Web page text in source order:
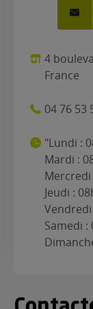
4
France
04 76 53
"Lundi :
Mardi :
Mercredi
Jeudi :
Vendredi
Samedi :